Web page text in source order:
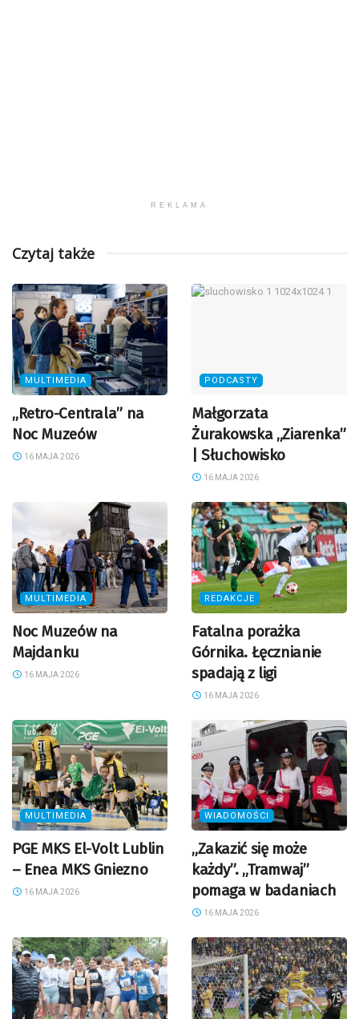
REKLAMA
Czytaj także
MULTIMEDIA
„Retro-Centrala” na
Noc Muzeów
16 MAJA 2026
PODCASTY
Małgorzata
Żurakowska „Ziarenka”
| Słuchowisko
16 MAJA 2026
MULTIMEDIA
Noc Muzeów na
Majdanku
16 MAJA 2026
REDAKCJE
Fatalna porażka
Górnika. Łęcznianie
spadają z ligi
16 MAJA 2026
MULTIMEDIA
PGE MKS El-Volt Lublin
– Enea MKS Gniezno
16 MAJA 2026
WIADOMOŚCI
„Zakazić się może
każdy”. „Tramwaj”
pomaga w badaniach
16 MAJA 2026